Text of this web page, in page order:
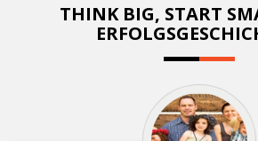
THINK BIG, START